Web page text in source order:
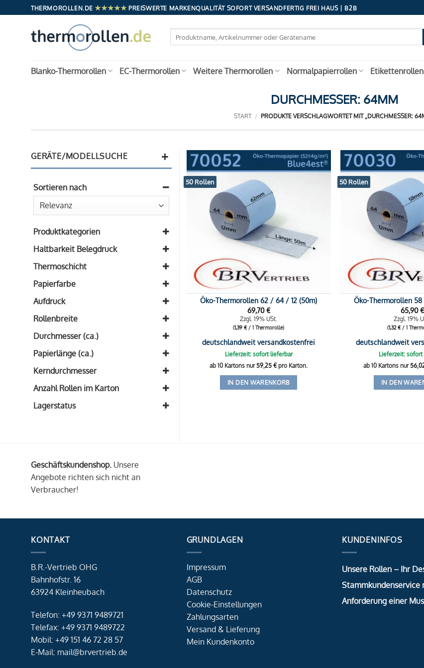
Inhalt
THERMOROLLEN.DE ★★★★★ PREISWERTE MARKENQUALITÄT SOFORT VERSANDFERTIG FREI HAUS | B2B
nach:
Blanko-Thermorollen EC-Thermorollen Weitere Thermorollen Normalpapierrollen Etikettenrollen
DURCHMESSER: 64MM
START / PRODUKTE VERSCHLAGWORTET MIT „DURCHMESSER:
GERÄTE/MODELLSUCHE +
Sortieren nach
Sort Products
Produktkategorien
Alle Bonrollen aus Öko-Thermopapier
Haltbarkeit Belegdruck
mindestens 35 Jahre
Thermoschicht
Außenseite
Papierfarbe
Blue4est®
Aufdruck
blanko (2)
Rollenbreite
Breite: 58mm (1)
Durchmesser (ca.)
Durchmesser: 64mm
Papierlänge (ca.)
Länge: 50m (2)
Kerndurchmesser
Kern: 12mm (2)
Anzahl Rollen im Karton
50 Rollen
Lagerstatus
50 Rollen
Öko-Thermorollen 62 / 64 / 12 (50m)
69,70€
Zzgl. 19% USt.
(1,39€ / 1 Thermorolle)
deutschlandweit versandkostenfrei
Lieferzeit: sofort lieferbar
ab 10 Kartons nur59,25€ pro Karton.
IN DEN WARENKORB
50 Rollen
Öko-Thermorollen
65,90€
Zzgl. 19%
(1,32€/ 1
deutschlandweit
Lieferzeit:
ab 10 Kartons nur
IN DEN
Geschäftskundenshop. Unsere
Angebote richten sich nicht an
Verbraucher!
KONTAKT
B.R.-Vertrieb OHG
Bahnhofstr. 16
63924 Kleinheubach
Telefon: +49 9371 9489721
Telefax: +49 9371 9489722
Mobil: +49 151 46 72 28 57
E-Mail: mail@brvertrieb.de
GRUNDLAGEN
Impressum
AGB
Datenschutz
Cookie-Einstellungen
Zahlungsarten
Versand & Lieferung
Mein Kundenkonto
KUNDENINFOS
Unsere Rollen – Ihr
Stammkundenservice
Anforderung einer